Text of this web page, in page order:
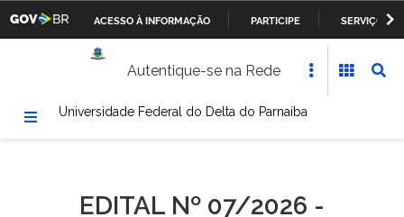
PARA
CONTEÚDO
ACESSO À INFORMAÇÃO PARTICIPE
SERVIÇOS
Ministério da Defesa
Ministério da Fazenda
Autentique-se na Rede
Universidade Federal do Delta do Parnaíba
EDITAL Nº 07/2026 -